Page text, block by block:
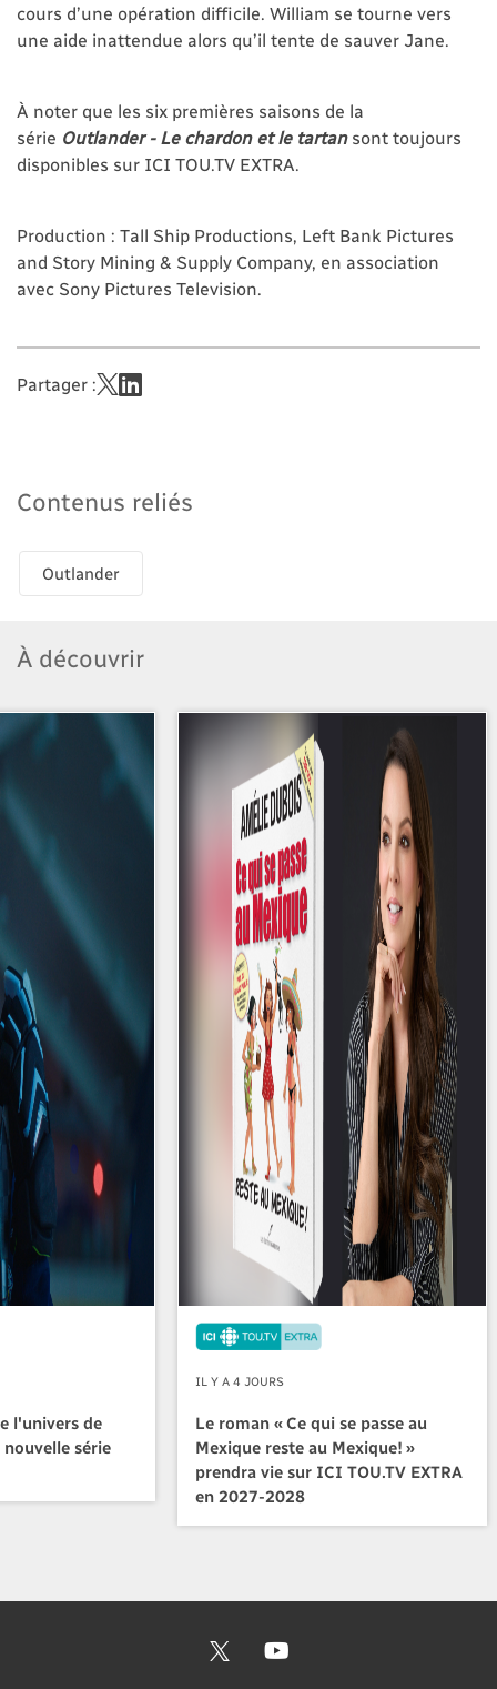
cours d’une opération difficile. William se tourne vers
une aide inattendue alors qu’il tente de sauver Jane.
À noter que les six premières saisons de la
série Outlander - Le chardon et le tartansont toujours
disponibles sur ICI TOU.TV EXTRA.
Production : Tall Ship Productions, Left Bank Pictures
and Story Mining & Supply Company, en association
avec Sony Pictures Television.
Partager :
Contenus reliés
Outlander
À découvrir
l'univers de
série
IL Y A 4 JOURS
Le roman « Ce qui se passe au
Mexique reste au Mexique! »
prendra vie sur ICI TOU.TV EXTRA
en 2027-2028